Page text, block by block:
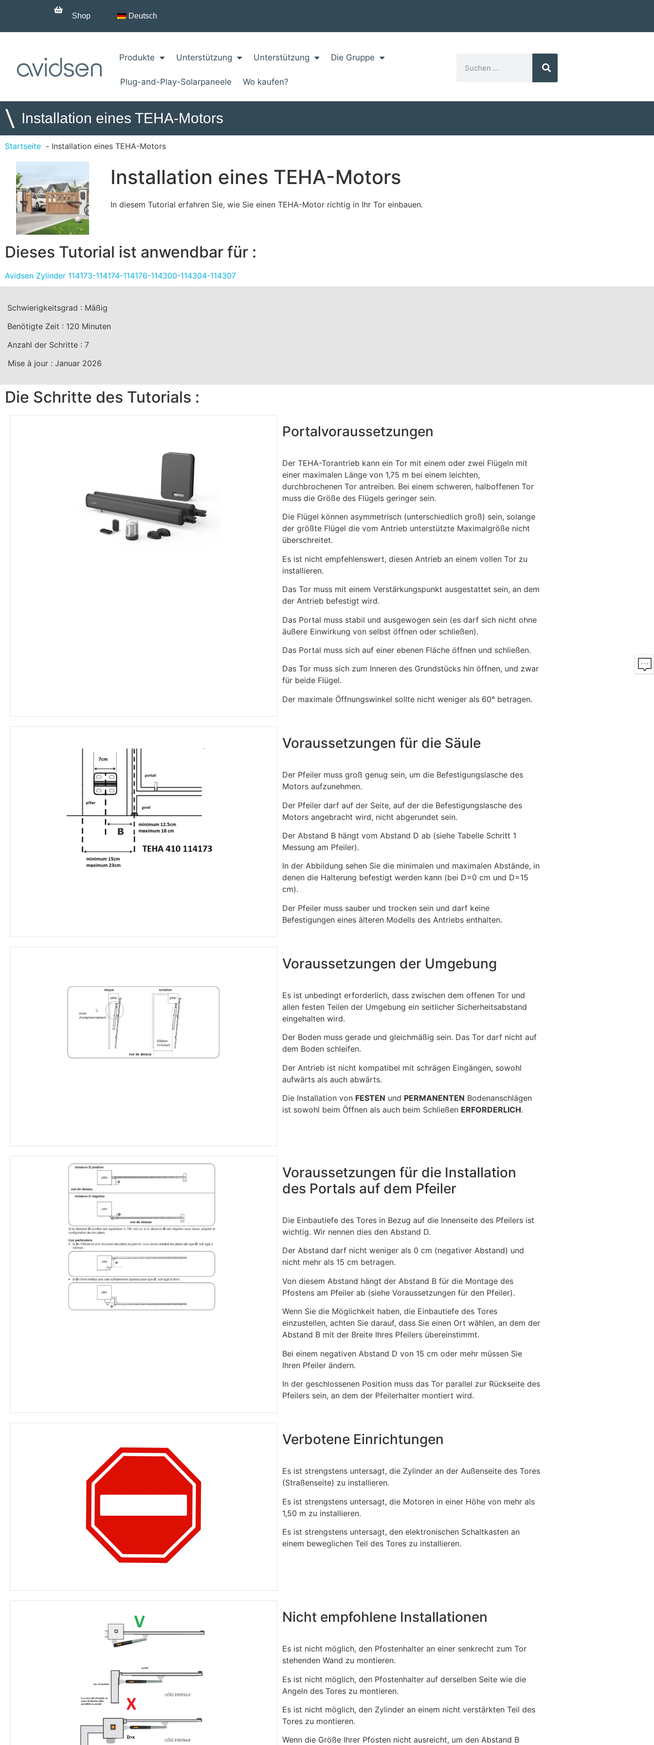
Shop Deutsch
Produkte Unterstützung Unterstützung Die Gruppe
Plug-and-Play-Solarpaneele Wo kaufen?
\ Installation eines TEHA-Motors
Startseite Installation eines TEHA-Motors
Installation eines TEHA-Motors
In diesem Tutorial erfahren Sie, wie Sie einen TEHA-Motor richtig in Ihr Tor einbauen.
Dieses Tutorial ist anwendbar für :
Avidsen Zylinder 114173-114174-114176-114300-114304-114307
Schwierigkeitsgrad : Mäßig
Benötigte Zeit : 120 Minuten
Anzahl der Schritte : 7
Mise à jour : Januar 2026
Die Schritte des Tutorials :
Portalvoraussetzungen
Der TEHA-Torantrieb kann ein Tor mit einem oder zwei Flügeln mit
einer maximalen Länge von 1,75 m bei einem leichten,
durchbrochenen Tor antreiben. Bei einem schweren, halboffenen Tor
muss die Größe des Flügels geringer sein.
Die Flügel können asymmetrisch (unterschiedlich groß) sein, solange
der größte Flügel die vom Antrieb unterstützte Maximalgröße nicht
überschreitet.
Es ist nicht empfehlenswert, diesen Antrieb an einem vollen Tor zu
installieren.
Das Tor muss mit einem Verstärkungspunkt ausgestattet sein, an dem
der Antrieb befestigt wird.
Das Portal muss stabil und ausgewogen sein (es darf sich nicht ohne
äußere Einwirkung von selbst öffnen oder schließen).
Das Portal muss sich auf einer ebenen Fläche öffnen und schließen.
Das Tor muss sich zum Inneren des Grundstücks hin öffnen, und zwar
für beide Flügel.
Der maximale Öffnungswinkel sollte nicht weniger als 60° betragen.
Voraussetzungen für die Säule
Der Pfeiler muss groß genug sein, um die Befestigungslasche des
Motors aufzunehmen.
Der Pfeiler darf auf der Seite, auf der die Befestigungslasche des
Motors angebracht wird, nicht abgerundet sein.
Der Abstand B hängt vom Abstand D ab (siehe Tabelle Schritt 1
Messung am Pfeiler).
In der Abbildung sehen Sie die minimalen und maximalen Abstände, in
denen die Halterung befestigt werden kann (bei D=0 cm und D=15
cm).
Der Pfeiler muss sauber und trocken sein und darf keine
Befestigungen eines älteren Modells des Antriebs enthalten.
Voraussetzungen der Umgebung
Es ist unbedingt erforderlich, dass zwischen dem offenen Tor und
allen festen Teilen der Umgebung ein seitlicher Sicherheitsabstand
eingehalten wird.
Der Boden muss gerade und gleichmäßig sein. Das Tor darf nicht auf
dem Boden schleifen.
Der Antrieb ist nicht kompatibel mit schrägen Eingängen, sowohl
aufwärts als auch abwärts.
Die Installation von FESTEN und PERMANENTEN Bodenanschlägen
ist sowohl beim Öffnen als auch beim Schließen ERFORDERLICH.
Voraussetzungen für die Installation
des Portals auf dem Pfeiler
Die Einbautiefe des Tores in Bezug auf die Innenseite des Pfeilers ist
wichtig. Wir nennen dies den Abstand D.
Der Abstand darf nicht weniger als 0 cm (negativer Abstand) und
nicht mehr als 15 cm betragen.
Von diesem Abstand hängt der Abstand B für die Montage des
Pfostens am Pfeiler ab (siehe Voraussetzungen für den Pfeiler).
Wenn Sie die Möglichkeit haben, die Einbautiefe des Tores
einzustellen, achten Sie darauf, dass Sie einen Ort wählen, an dem der
Abstand B mit der Breite Ihres Pfeilers übereinstimmt.
Bei einem negativen Abstand D von 15 cm oder mehr müssen Sie
Ihren Pfeiler ändern.
In der geschlossenen Position muss das Tor parallel zur Rückseite des
Pfeilers sein, an dem der Pfeilerhalter montiert wird.
Verbotene Einrichtungen
Es ist strengstens untersagt, die Zylinder an der Außenseite des Tores
(Straßenseite) zu installieren.
Es ist strengstens untersagt, die Motoren in einer Höhe von mehr als
1,50 m zu installieren.
Es ist strengstens untersagt, den elektronischen Schaltkasten an
einem beweglichen Teil des Tores zu installieren.
Nicht empfohlene Installationen
Es ist nicht möglich, den Pfostenhalter an einer senkrecht zum Tor
stehenden Wand zu montieren.
Es ist nicht möglich, den Pfostenhalter auf derselben Seite wie die
Angeln des Tores zu montieren.
Es ist nicht möglich, den Zylinder an einem nicht verstärkten Teil des
Tores zu montieren.
Wenn die Größe Ihrer Pfosten nicht ausreicht, um den Abstand B